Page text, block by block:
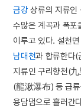
금강 상류의 지류
수많은 계곡과 폭
이루고 있다. 설천
남대천과 합류한다(
지류인 구리향천(
(龍湫瀑布) 등 급
용담댐으로 흘러간